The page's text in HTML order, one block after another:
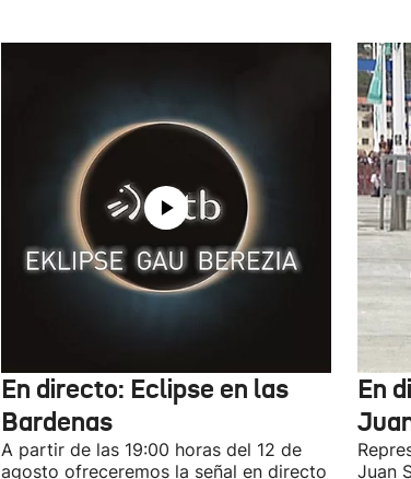
En directo: Eclipse en las
Bardenas
A partir de las 19:00 horas del 12 de
agosto ofreceremos la señal en directo
En
Juan